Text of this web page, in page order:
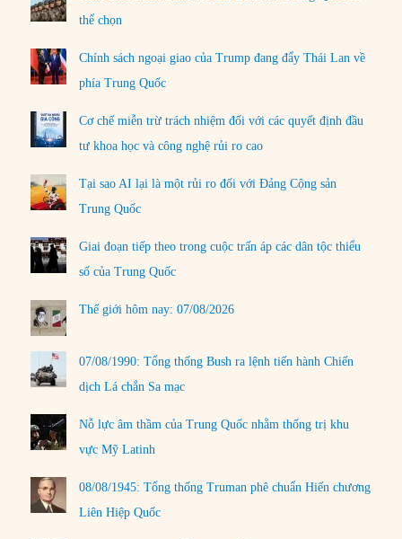
thể chọn
Chính sách ngoại giao của Trump đang đẩy Thái Lan về
phía Trung Quốc
Cơ chế miễn trừ trách nhiệm đối với các quyết định đầu
tư khoa học và công nghệ rủi ro cao
Tại sao AI lại là một rủi ro đối với Đảng Cộng sản
Trung Quốc
Giai đoạn tiếp theo trong cuộc trấn áp các dân tộc thiểu
số của Trung Quốc
Thế giới hôm nay: 07/08/2026
07/08/1990: Tổng thống Bush ra lệnh tiến hành Chiến
dịch Lá chắn Sa mạc
Nỗ lực âm thầm của Trung Quốc nhằm thống trị khu
vực Mỹ Latinh
08/08/1945: Tổng thống Truman phê chuẩn Hiến chương
Liên Hiệp Quốc